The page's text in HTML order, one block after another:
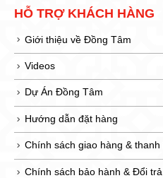
HỖ TRỢ KHÁCH HÀNG
Giới thiệu về Đồng Tâm
Videos
Dự Án Đồng Tâm
Hướng dẫn đặt hàng
Chính sách giao hàng & thanh
Chính sách bảo hành & Đổi trả